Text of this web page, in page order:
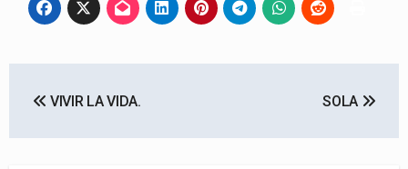
de VIVIR LA VIDA. SOLA